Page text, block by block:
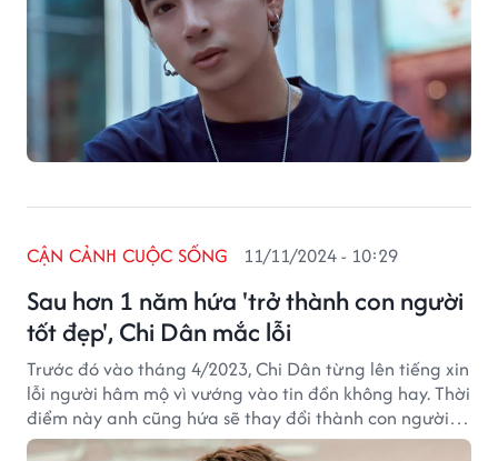
Sau hơn 1 năm hứa 'trở thành con người
tốt đẹp', Chi Dân mắc lỗi
CẬN CẢNH CUỘC SỐNG 11/11/2024 - 10:29
Trước đó vào tháng 4/2023, Chi Dân từng lên tiếng xin
lỗi người hâm mộ vì vướng vào tin đồn không hay. Thời
điểm này anh cũng hứa sẽ thay đổi thành con người
tốt hơn, thế nhưng, chỉ hơn sau 1 năm, anh lại mắc lỗi.